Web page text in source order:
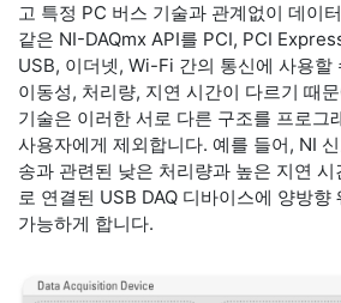
고 특정 PC 버스 기술과 관계없이 데이
같은 NI-DAQmx API를 PCI, PCI
USB, 이더넷, Wi-Fi 간의 통신에 사용할
이동성, 처리량, 지연 시간이 다르기 때
기술은 이러한 서로 다른 구조를 프로그
사용자에게 제외합니다. 예를 들어, NI
송과 관련된 낮은 처리량과 높은 지연
로 연결된 USB DAQ 디바이스에 양방향
가능하게 합니다.